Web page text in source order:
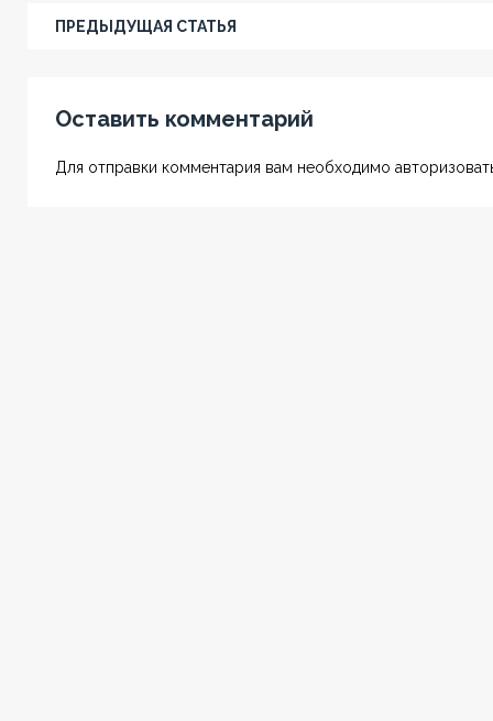
ПРЕДЫДУЩАЯ СТАТЬЯ
Оставить комментарий
Для отправки комментария вам необходимо